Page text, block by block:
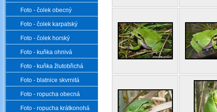
Foto - čolek obecný
Foto - čolek karpatský
Foto - čolek horský
Foto - kuňka ohnivá
Foto - kuňka žlutobřichá
Foto - blatnice skvrnitá
Foto - ropucha obecná
Foto - ropucha krátkonohá